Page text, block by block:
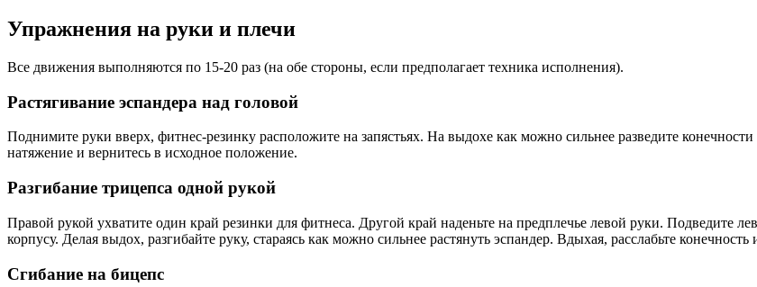
Упражнения на руки и плечи
Все движения выполняются по 15-20 раз (на обе стороны, если предполагает техника исполнения).
Растягивание эспандера над головой
Поднимите руки вверх, фитнес-резинку расположите на запястьях. На выдохе как можно сильнее разведите
натяжение и вернитесь в исходное положение.
Разгибание трицепса одной рукой
Правой рукой ухватите один край резинки для фитнеса. Другой край наденьте на предплечье левой руки. Подведите
корпусу. Делая выдох, разгибайте руку, стараясь как можно сильнее растянуть эспандер. Вдыхая, расслабьте
Сгибание на бицепс